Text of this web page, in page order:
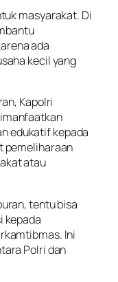
masyarakat. Di
ada
kecil yang
Kapolri
edukatif kepada
pemeliharaan
atau
tentu bisa
kepada
Ini
Polri dan